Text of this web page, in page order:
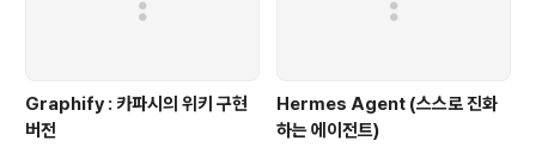
Graphify : 카파시의 위키 구현
버전
Hermes Agent (스스로 진화
하는 에이전트)